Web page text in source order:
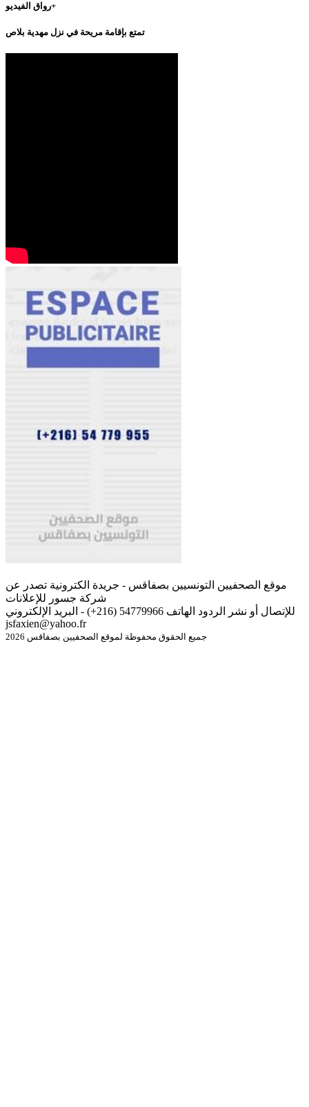
رواق الفيديو+
تمتع بإقامة مريحة في نزل مهدية بلاص
موقع الصحفيين التونسيين بصفاقس - جريدة الكترونية تصدر عن
شركة جسور للإعلانات
للإتصال أو نشر الردود الهاتف 54779966 (216+) - البريد الإلكتروني
jsfaxien@yahoo.fr
جميع الحقوق محفوظة لموقع الصحفيين بصفاقس 2026